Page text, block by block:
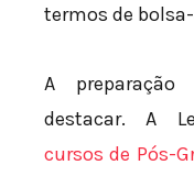
termos de
A
destacar. A
cursos de Pós-